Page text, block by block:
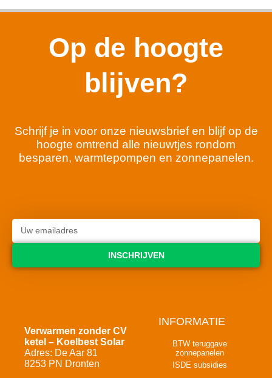
Op de hoogte
blijven?
Schrijf je in voor onze nieuwsbrief en blijf op de
hoogte omtrend alle nieuwtjes rondom
besparen, warmtepompen en zonnepanelen.
INSCHRIJVEN
Verwarmen zonder CV
ketel – Koelbest Solar
Adres: De Aar 81
8253 PN Dronten
INFORMATIE
BTW teruggave
zonnepanelen
ISDE subsidies